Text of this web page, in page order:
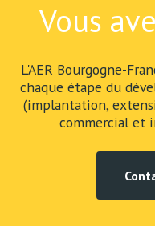
Vous
L'AER Bourgogne-
chaque étape du
(implantation,
commercial et